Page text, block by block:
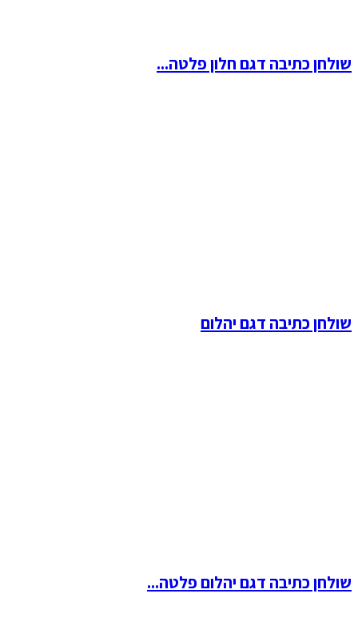
שולחן כתיבה דגם חלון פלטה...
שולחן כתיבה דגם יהלום
שולחן כתיבה דגם יהלום פלטה...